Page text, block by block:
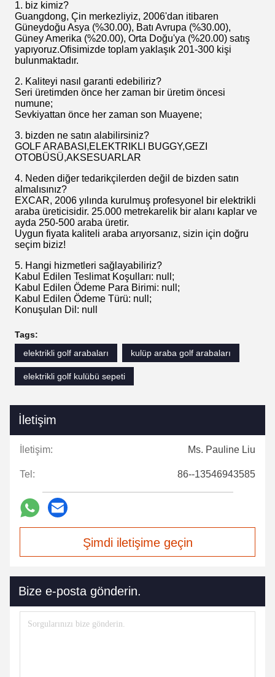
1. biz kimiz?
Guangdong, Çin merkezliyiz, 2006'dan itibaren
Güneydoğu Asya (%30.00), Batı Avrupa (%30.00),
Güney Amerika (%20.00), Orta Doğu'ya (%20.00) satış
yapıyoruz.Ofisimizde toplam yaklaşık 201-300 kişi
bulunmaktadır.
2. Kaliteyi nasıl garanti edebiliriz?
Seri üretimden önce her zaman bir üretim öncesi
numune;
Sevkiyattan önce her zaman son Muayene;
3. bizden ne satın alabilirsiniz?
GOLF ARABASI,ELEKTRIKLI BUGGY,GEZI
OTOBÜSÜ,AKSESUARLAR
4. Neden diğer tedarikçilerden değil de bizden satın
almalısınız?
EXCAR, 2006 yılında kurulmuş profesyonel bir elektrikli
araba üreticisidir. 25.000 metrekarelik bir alanı kaplar ve
ayda 250-500 araba üretir.
Uygun fiyata kaliteli araba arıyorsanız, sizin için doğru
seçim biziz!
5. Hangi hizmetleri sağlayabiliriz?
Kabul Edilen Teslimat Koşulları: null;
Kabul Edilen Ödeme Para Birimi: null;
Kabul Edilen Ödeme Türü: null;
Konuşulan Dil: null
Tags:
elektrikli golf arabaları
kulüp araba golf arabaları
elektrikli golf kulübü sepeti
İletişim
İletişim: Ms. Pauline Liu
Tel: 86--13546943585
Şimdi iletişime geçin
Bize e-posta gönderin.